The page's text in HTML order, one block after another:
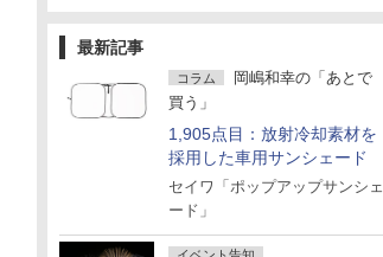
最新記事
コラム
岡嶋和幸の「あとで
買う」
1,905点目：放射冷却素材を
採用した車用サンシェード
セイワ「ポップアップサンシェ
ード」